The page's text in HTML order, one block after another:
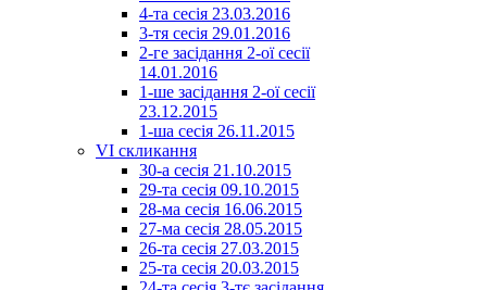
4-та сесія 23.03.2016
3-тя сесія 29.01.2016
2-ге засідання 2-ої сесії
14.01.2016
1-ше засідання 2-ої сесії
23.12.2015
1-ша сесія 26.11.2015
VI скликання
30-а сесія 21.10.2015
29-та сесія 09.10.2015
28-ма сесія 16.06.2015
27-ма сесія 28.05.2015
26-та сесія 27.03.2015
25-та сесія 20.03.2015